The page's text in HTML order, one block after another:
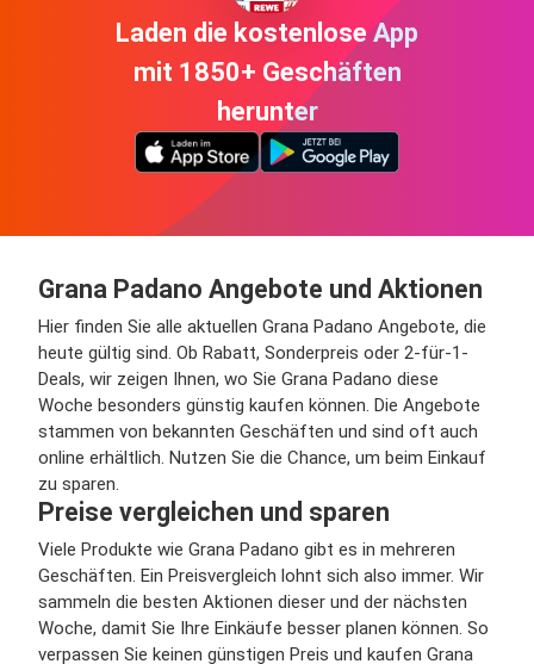
Laden die kostenlose App
mit 1850+ Geschäften
herunter
Grana Padano Angebote und Aktionen
Hier finden Sie alle aktuellen Grana Padano Angebote, die
heute gültig sind. Ob Rabatt, Sonderpreis oder 2-für-1-
Deals, wir zeigen Ihnen, wo Sie Grana Padano diese
Woche besonders günstig kaufen können. Die Angebote
stammen von bekannten Geschäften und sind oft auch
online erhältlich. Nutzen Sie die Chance, um beim Einkauf
zu sparen.
Preise vergleichen und sparen
Viele Produkte wie Grana Padano gibt es in mehreren
Geschäften. Ein Preisvergleich lohnt sich also immer. Wir
sammeln die besten Aktionen dieser und der nächsten
Woche, damit Sie Ihre Einkäufe besser planen können. So
verpassen Sie keinen günstigen Preis und kaufen Grana